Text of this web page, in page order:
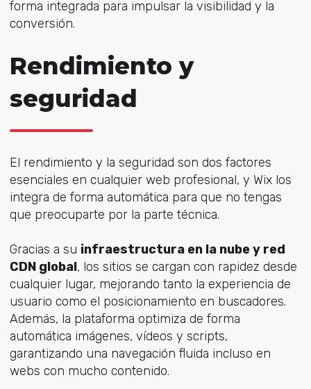
forma integrada para impulsar la visibilidad y la
conversión.
Rendimiento y
seguridad
El rendimiento y la seguridad son dos factores
esenciales en cualquier web profesional, y Wix los
integra de forma automática para que no tengas
que preocuparte por la parte técnica.
Gracias a su infraestructura en la nube y red
CDN global, los sitios se cargan con rapidez desde
cualquier lugar, mejorando tanto la experiencia de
usuario como el posicionamiento en buscadores.
Además, la plataforma optimiza de forma
automática imágenes, vídeos y scripts,
garantizando una navegación fluida incluso en
webs con mucho contenido.